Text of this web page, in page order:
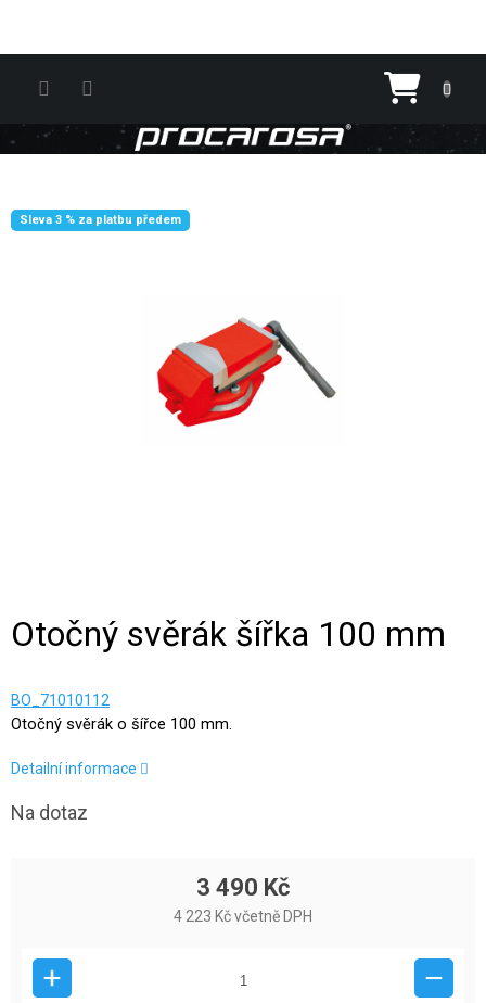
Sleva 3 % za platbu předem
Otočný svěrák šířka 100 mm
BO_71010112
Otočný svěrák o šířce 100 mm.
Detailní informace
Na dotaz
3 490 Kč
4 223 Kč včetně DPH